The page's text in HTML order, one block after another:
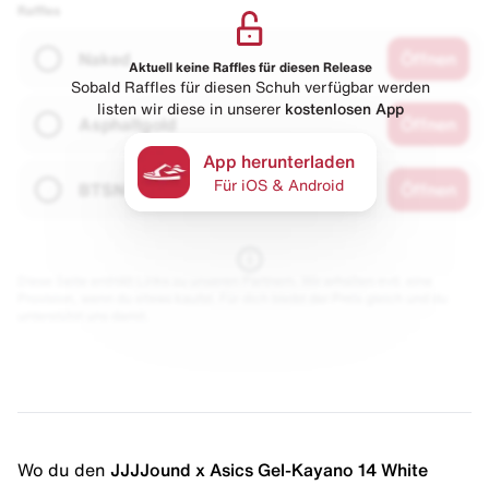
Naked
Asphaltgold
Aktuell keine Raffles für diesen Release
Sobald Raffles für diesen Schuh verfügbar werden
listen wir diese in unserer kostenlosen App
App herunterladen
Für iOS & Android
Wo du den JJJJound x Asics Gel-Kayano 14 White